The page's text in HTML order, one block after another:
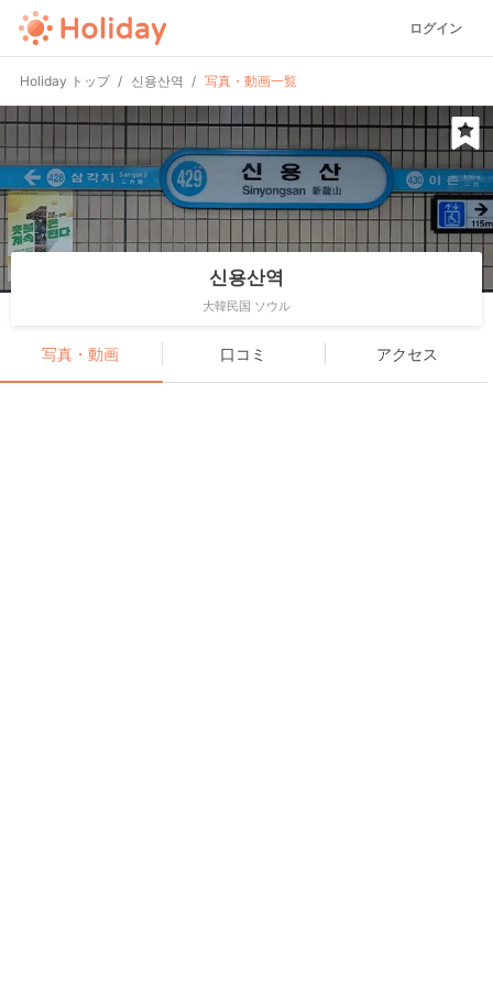
ログイン
Holiday トップ 신용산역 写真・動画一覧
신용산역
大韓民国 ソウル
写真・動画 口コミ アクセス